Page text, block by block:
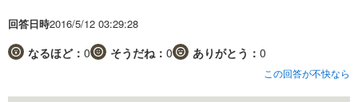
回答日時2016/5/12 03:29:28
なるほど： 0 そうだね： 0 ありがとう： 0
この回答が不快なら